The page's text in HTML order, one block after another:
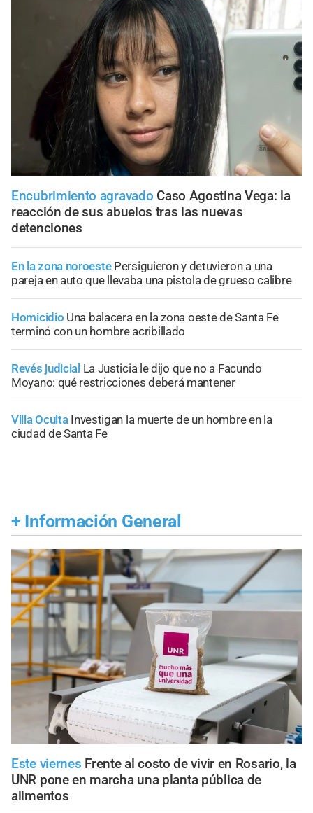
Encubrimiento agravado Caso Agostina Vega: la
reacción de sus abuelos tras las nuevas
detenciones
En la zona noroeste Persiguieron y detuvieron a una
pareja en auto que llevaba una pistola de grueso calibre
Homicidio Una balacera en la zona oeste de Santa Fe
terminó con un hombre acribillado
Revés judicial La Justicia le dijo que no a Facundo
Moyano: qué restricciones deberá mantener
Villa Oculta Investigan la muerte de un hombre en la
ciudad de Santa Fe
+ Información General
Este viernes Frente al costo de vivir en Rosario, la
UNR pone en marcha una planta pública de
alimentos